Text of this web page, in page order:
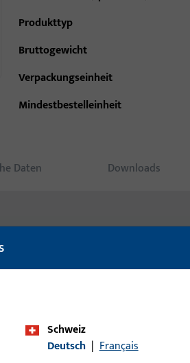
Produkttyp
Bruttogewicht
Verpackungseinheit
Mindestbestelleinheit
Daten Downloads
Schweiz
Deutsch | Français